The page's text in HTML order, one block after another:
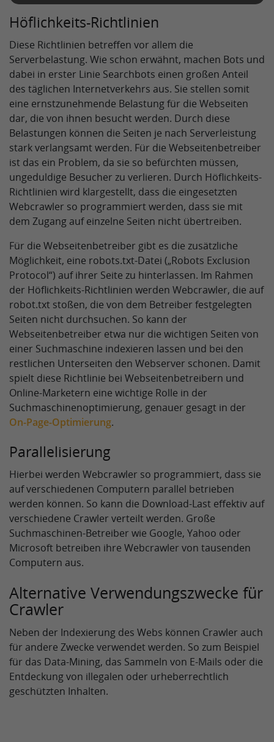
Höflichkeits-Richtlinien
Diese Richtlinien betreffen vor allem die
Serverbelastung. Wie schon erwähnt, machen Bots und
dabei in erster Linie Searchbots einen großen Anteil
des täglichen Internetverkehrs aus. Sie stellen somit
eine ernstzunehmende Belastung für die Webseiten
dar, die von ihnen besucht werden. Durch diese
Belastungen können die Seiten je nach Serverleistung
stark verlangsamt werden. Für die Webseitenbetreiber
ist das ein Problem, da sie so befürchten müssen,
ungeduldige Besucher zu verlieren. Durch Höflichkeits-
Richtlinien wird klargestellt, dass die eingesetzten
Webcrawler so programmiert werden, dass sie mit
dem Zugang auf einzelne Seiten nicht übertreiben.
Für die Webseitenbetreiber gibt es die zusätzliche
Möglichkeit, eine robots.txt-Datei („Robots Exclusion
Protocol“) auf ihrer Seite zu hinterlassen. Im Rahmen
der Höflichkeits-Richtlinien werden Webcrawler, die auf
robot.txt stoßen, die von dem Betreiber festgelegten
Seiten nicht durchsuchen. So kann der
Webseitenbetreiber etwa nur die wichtigen Seiten von
einer Suchmaschine indexieren lassen und bei den
restlichen Unterseiten den Webserver schonen. Damit
spielt diese Richtlinie bei Webseitenbetreibern und
Online-Marketern eine wichtige Rolle in der
Suchmaschinenoptimierung, genauer gesagt in der
On-Page-Optimierung.
Parallelisierung
Hierbei werden Webcrawler so programmiert, dass sie
auf verschiedenen Computern parallel betrieben
werden können. So kann die Download-Last effektiv auf
verschiedene Crawler verteilt werden. Große
Suchmaschinen-Betreiber wie Google, Yahoo oder
Microsoft betreiben ihre Webcrawler von tausenden
Computern aus.
Alternative Verwendungszwecke für
Crawler
Neben der Indexierung des Webs können Crawler auch
für andere Zwecke verwendet werden. So zum Beispiel
für das Data-Mining, das Sammeln von E-Mails oder die
Entdeckung von illegalen oder urheberrechtlich
geschützten Inhalten.